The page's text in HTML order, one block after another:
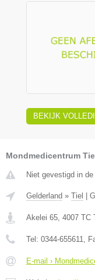
BEKIJK
Mondmedicentrum
Niet gevestigd in
Gelderland » Tiel
Akelei 65, 4007 TC
Tel: 0344-655611,
E-mail ›